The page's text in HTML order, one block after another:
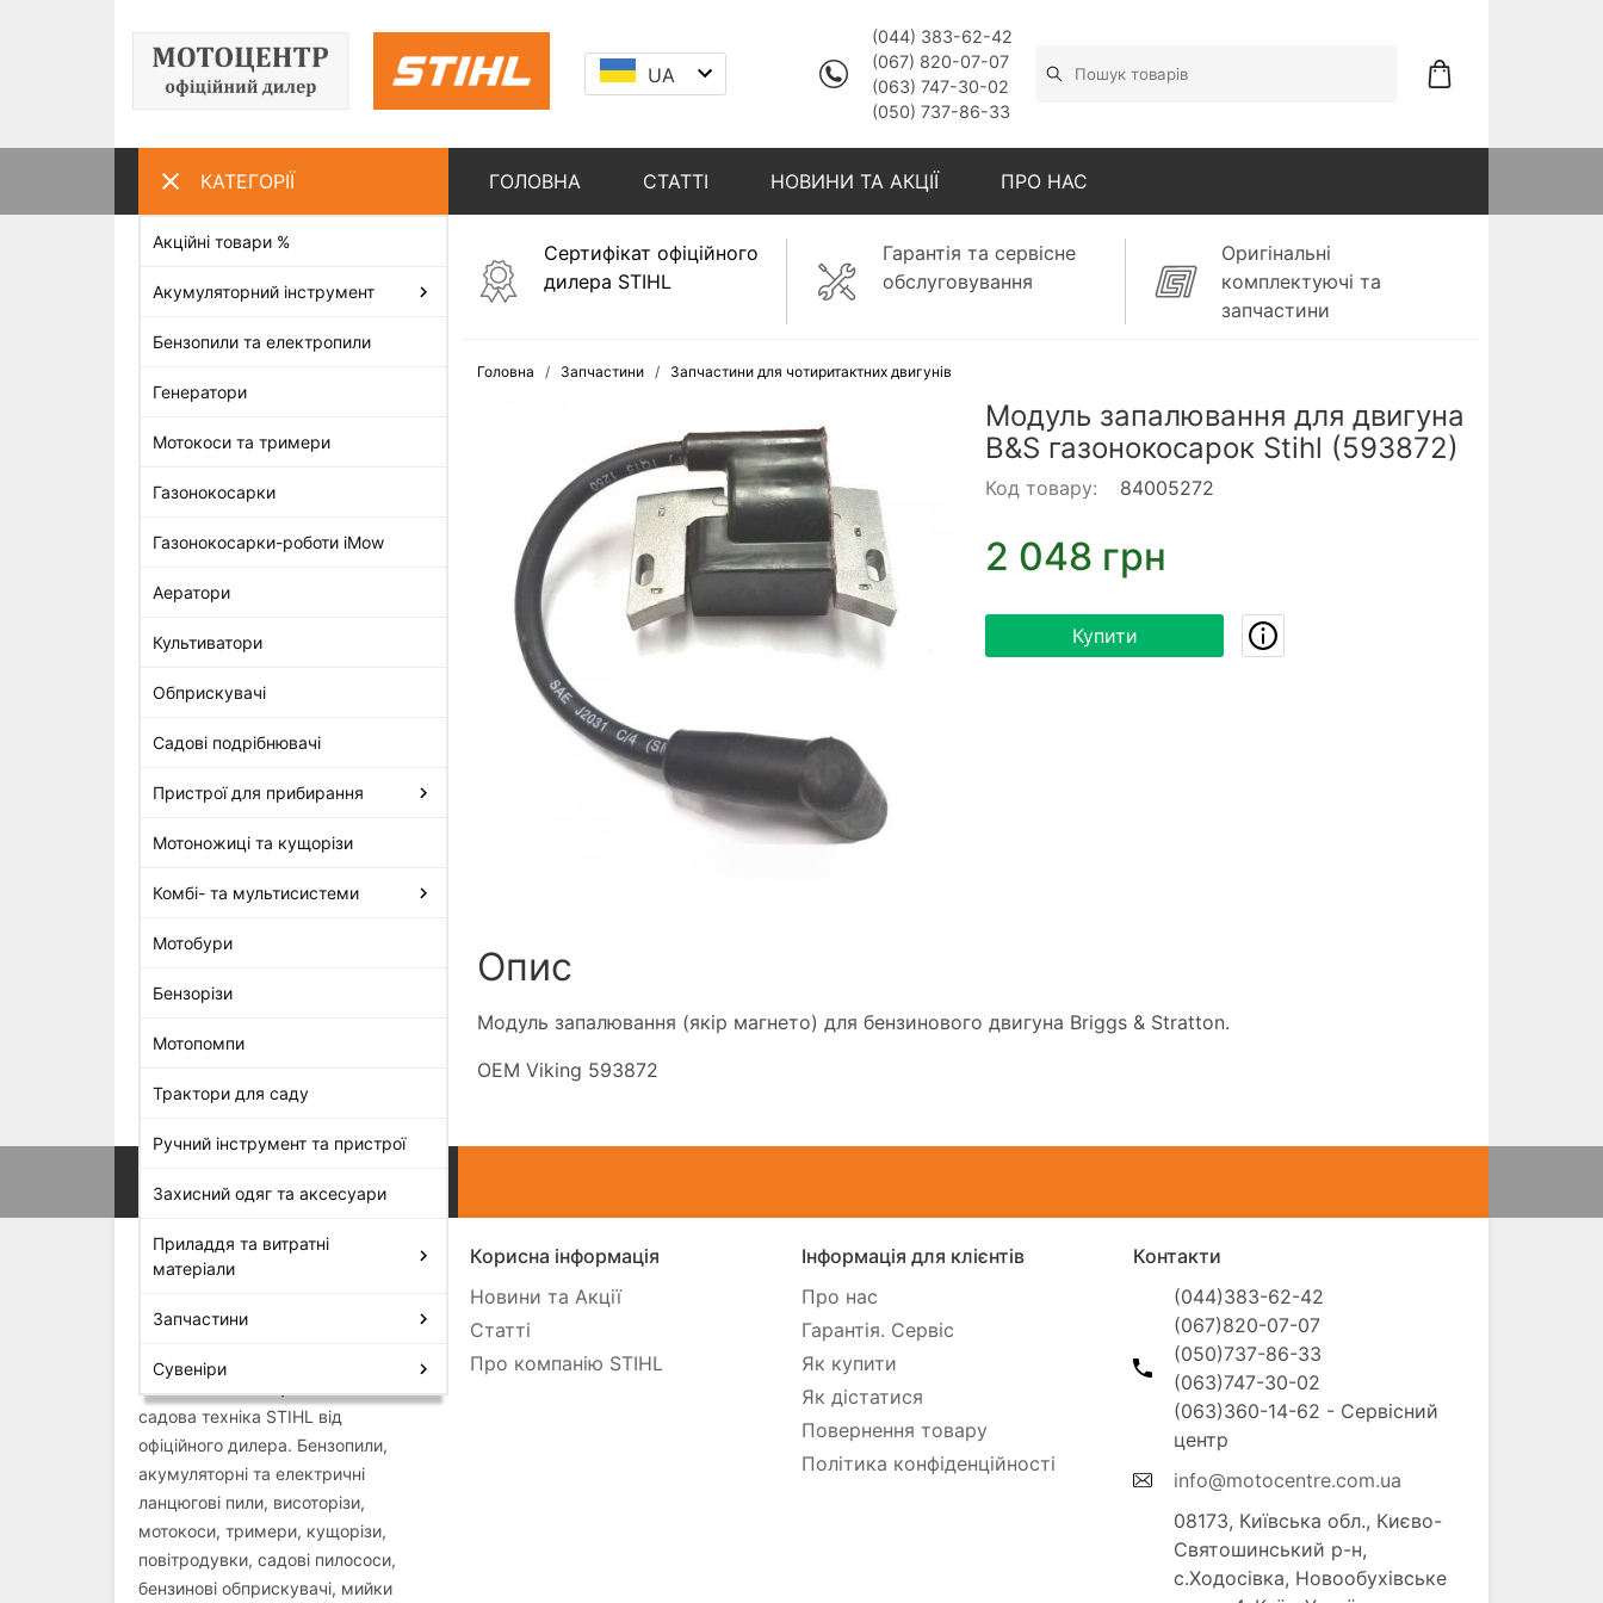
UA
(044) 383-62-42
(067) 820-07-07
(063) 747-30-02
(050) 737-86-33
КАТЕГОРІЇ
Акційні товари %
Акумуляторний інструмент
Бензопили та електропили
Генератори
Мотокоси та тримери
Газонокосарки
Газонокосарки-роботи iMow
Аератори
Культиватори
Обприскувачі
Садові подрібнювачі
Пристрої для прибирання
Мотоножиці та кущорізи
Комбі- та мультисистеми
Мотобури
Бензорізи
Мотопомпи
Трактори для саду
Ручний інструмент та пристрої
Захисний одяг та аксесуари
Приладдя та витратні
матеріали
Запчастини
Сувеніри
ГОЛОВНА СТАТТІ НОВИНИ ТА АКЦІЇ ПРО НАС
Модуль запалювання для
Stihl (593872)
Сертифікат офіційного
дилера STIHL
Гарантія та сервісне
обслуговування
Оригінальні
комплектуючі та
запчастини
Головна Запчастини Запчастини для чотиритактних двигунів
Модуль запалювання для двигуна
B&S газонокосарок Stihl (593872)
Код товару: 84005272
2 048 грн
Купити
Опис
Модуль запалювання (якір магнето) для бензинового двигуна Briggs & Stratton.
OEM Viking 593872
садова техніка STIHL від
офіційного дилера. Бензопили,
акумуляторні та електричні
ланцюгові пили, висоторізи,
мотокоси, тримери, кущорізи,
повітродувки, садові пилососи,
бензинові обприскувачі, мийки
Корисна інформація
Новини та Акції
Статті
Про компанію STIHL
Інформація для клієнтів
Про нас
Гарантія. Сервіс
Як купити
Як дістатися
Повернення товару
Політика конфіденційності
Контакти
(044)383-62-42
(067)820-07-07
(050)737-86-33
(063)747-30-02
(063)360-14-62 - Сервісний
info@motocentre.com.ua
08173, Київська обл., Києво-
Святошинський р-н,
с.Ходосівка, Новообухівське